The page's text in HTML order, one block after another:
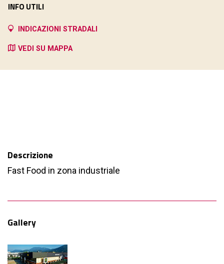
Descrizione
Fast Food in zona industriale
Gallery
INFO UTILI
INDICAZIONI STRADALI
VEDI SU MAPPA